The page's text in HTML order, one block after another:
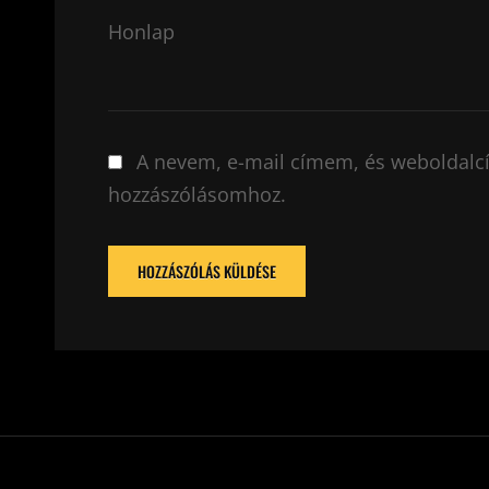
Honlap
A nevem, e-mail címem, és
hozzászólásomhoz.